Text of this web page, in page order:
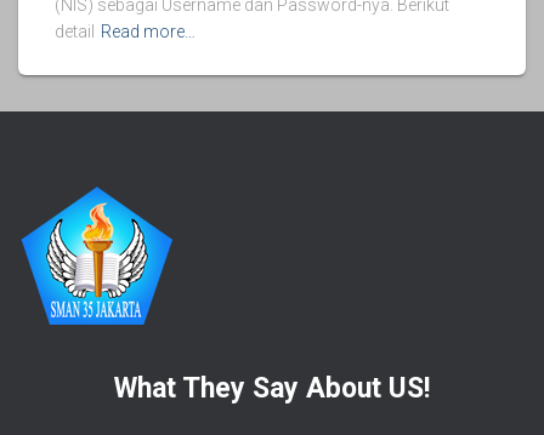
(NIS) sebagai Username dan Password-nya. Berikut
detail
Read more…
What They Say About US!